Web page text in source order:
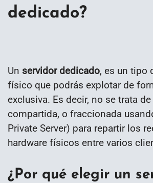
dedicado?
Un servidor dedicado, es un tipo
físico que podrás explotar de
exclusiva. Es decir, no se trata
compartida, o fraccionada
Private Server) para repartir los
hardware físicos entre varios
¿Por qué elegir un